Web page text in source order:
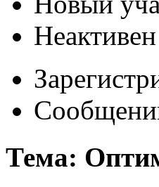
Неактивен
Тема: